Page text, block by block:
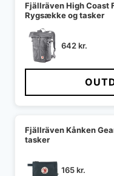
Fjällräven High Coast
Rygsække og tasker
642kr.
Fjällräven Kånken
tasker
165kr.